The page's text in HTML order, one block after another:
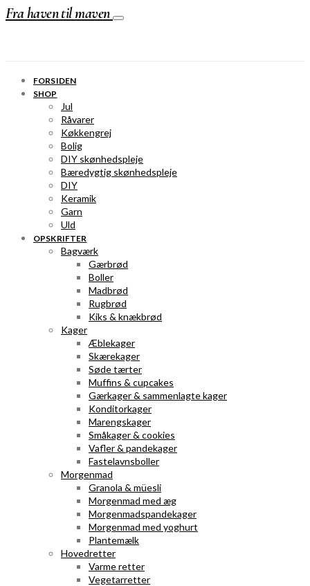
Fra haven til maven
FORSIDEN
SHOP
Jul
Råvarer
Køkkengrej
Bolig
DIY skønhedspleje
Bæredygtig skønhedspleje
DIY
Keramik
Garn
Uld
OPSKRIFTER
Bagværk
Gærbrød
Boller
Madbrød
Rugbrød
Kiks & knækbrød
Kager
Æblekager
Skærekager
Søde tærter
Muffins & cupcakes
Gærkager & sammenlagte kager
Konditorkager
Marengskager
Småkager & cookies
Vafler & pandekager
Fastelavnsboller
Morgenmad
Granola & müesli
Morgenmad med æg
Morgenmadspandekager
Morgenmad med yoghurt
Plantemælk
Hovedretter
Varme retter
Vegetarretter